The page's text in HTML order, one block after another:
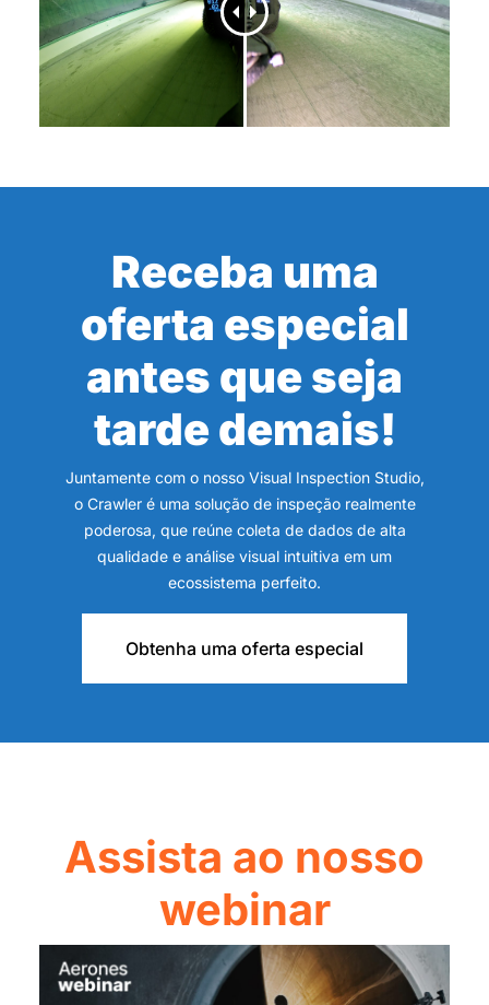
Receba uma
oferta especial
antes que seja
tarde demais!
Juntamente com o nosso Visual Inspection Studio,
o Crawler é uma solução de inspeção realmente
poderosa, que reúne coleta de dados de alta
qualidade e análise visual intuitiva em um
ecossistema perfeito.
Obtenha uma oferta especial
Assista ao nosso
webinar